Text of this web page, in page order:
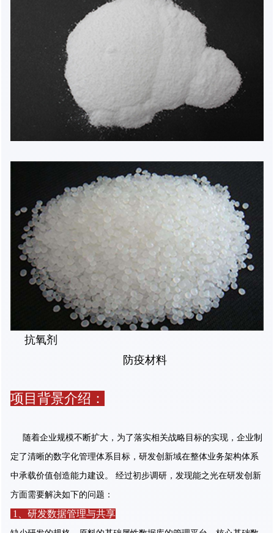
抗氧剂
防疫材料
项目背景介绍：
随着企业规模不断扩大，为了落实相关战略目标的实现，企业制
定了清晰的数字化管理体系目标，研发创新域在整体业务架构体系
中承载价值创造能力建设。 经过初步调研，发现能之光在研发创新
方面需要解决如下的问题：
1、研发数据管理与共享